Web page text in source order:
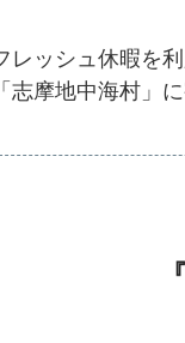
レッシュ休暇を
志摩地中海村」